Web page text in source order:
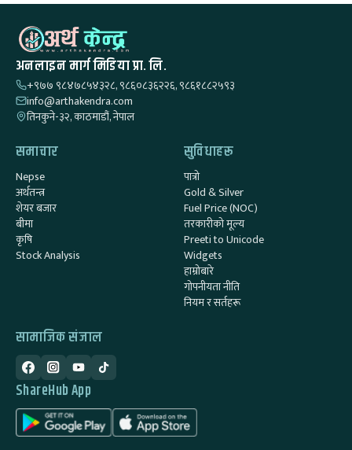
अनलाइन मार्ग मिडिया प्रा. लि.
+९७७ ९८४७८५४३२८, ९८६०८३६२२६, ९८६१८८२५९३
info@arthakendra.com
तिनकुने-३२, काठमाडौं, नेपाल
समाचार
Nepse
अर्थतन्त्र
शेयर बजार
बीमा
कृषि
Stock Analysis
सुविधाहरू
पात्रो
Gold & Silver
Fuel Price (NOC)
तरकारीको मूल्य
Preeti to Unicode
Widgets
हाम्रोबारे
गोपनीयता नीति
नियम र सर्तहरू
सामाजिक संजाल
ShareHub App